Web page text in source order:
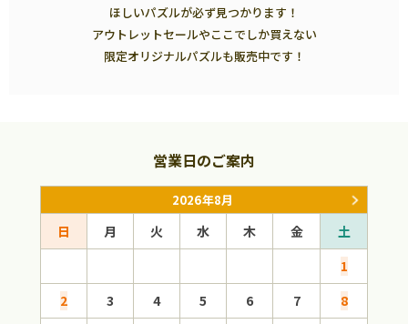
ほしいパズルが必ず見つかります！
アウトレットセールやここでしか買えない
限定オリジナルパズルも販売中です！
営業日のご案内
2026年8月
日 月 火 水 木 金
土
1
2
3 4 5 6 7
8